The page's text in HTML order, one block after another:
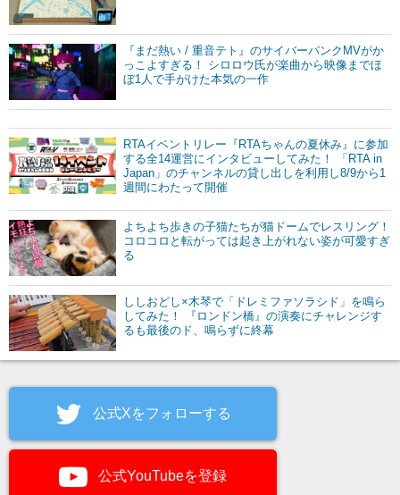
『まだ熱い / 重音テト』のサイバーパンクMVがか
っこよすぎる！ シロロウ氏が楽曲から映像までほ
ぼ1人で手がけた本気の一作
RTAイベントリレー『RTAちゃんの夏休み』に参加
する全14運営にインタビューしてみた！ 「RTA in
Japan」のチャンネルの貸し出しを利用し8/9から1
週間にわたって開催
よちよち歩きの子猫たちが猫ドームでレスリング！
コロコロと転がっては起き上がれない姿が可愛すぎ
る
ししおどし×木琴で「ドレミファソラシド」を鳴ら
してみた！ 『ロンドン橋』の演奏にチャレンジす
るも最後のド、鳴らずに終幕
公式Xをフォローする
公式YouTubeを登録